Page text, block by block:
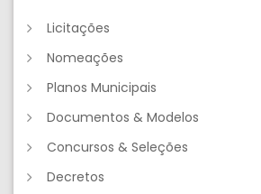
Licitações
Nomeações
Planos Municipais
Documentos & Modelos
Concursos & Seleções
Decretos